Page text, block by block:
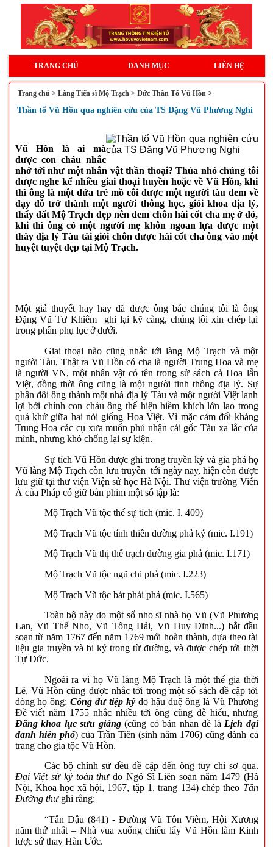
TRANG CHỦ DANH MỤC LIÊN HỆ
Trang chủ > Làng Tiến sĩ Mộ Trạch> Đức Thần Tổ Vũ Hồn >
Thần tổ Vũ Hồn qua nghiên cứu của TS Đặng Vũ Phương Nghi
Vũ Hồn là ai mà
được con cháu nhắc
nhở tới như một nhân vật thần thoại? Thủa nhỏ chúng tôi
được nghe kể nhiều giai thoại huyền hoặc về Vũ Hồn, khi
thì ông là một đứa trẻ mồ côi được một người tàu đem về
dạy dỗ trở thành một người thông học, giỏi khoa địa lý,
thấy đất Mộ Trạch đẹp nên đem chôn hài cốt cha mẹ ở đó,
khi thì ông có một người mẹ khôn ngoan lựa được một
thày địa lý Tàu tài giỏi chôn được hài cốt cha ông vào một
huyệt tuyệt đẹp tại Mộ Trạch.
Một giả thuyết hay hay đã được ông bác chúng tôi là ông
Đặng Vũ Tư Khiêm ghi lại kỹ càng, chúng tôi xin chép lại
trong phần phụ lục ở dưới.
Giai thoại nào cũng nhắc tới làng Mộ Trạch và một
người Tàu, Thật ra Vũ Hồn có cha là người Trung Hoa và mẹ
là người VN, một nhân vật có tên trong sử sách cả Hoa lẫn
Việt, đồng thời ông cũng là một người tinh thông địa lý. Sự
phân đôi ông thành một nhà địa lý Tàu và một người Việt lanh
lợi bởi chính con cháu ông thể hiện hiềm khích lớn lao trong
quá khứ giữa hai nòi giống Hoa Việt. Vì mặc cảm đối kháng
Trung Hoa các cụ xưa muốn phủ nhận cái gốc Tàu xa lắc của
mình, nhưng khó chống lại sự kiện.
Sự tích Vũ Hồn được ghi trong truyền kỳ và gia phả họ
Vũ làng Mộ Trạch còn lưu truyền tới ngày nay, hiện còn được
lưu giữ tại thư viện Viện sử học Hà Nội. Thư viện trường Viễn
Á của Pháp có giữ bản phim một số tập là:
Mộ Trạch Vũ tộc thế sự tích (mic. I. 409)
Mộ Trạch Vũ tộc tính thiên đường phả ký (mic. I.191)
Mộ Trạch Vũ thị thế trạch đường gia phả (mic. I.171)
Mộ Trạch Vũ tộc ngũ chi phả (mic. I.223)
Mộ Trạch Vũ tộc bát phái phả (mic. I.565)
Toàn bộ này do một số nho sĩ nhà họ Vũ (Vũ Phương
Lan, Vũ Thế Nho, Vũ Tông Hải, Vũ Huy Đĩnh...) bắt đầu
soạn từ năm 1767 đến năm 1769 mới hoàn thành, dựa theo tài
liệu gia truyền và bi ký trong từ đường, và được chép tới thời
Tự Đức.
Ngoài ra vì họ Vũ làng Mộ Trạch là một thế gia thời
Lê, Vũ Hồn cũng được nhắc tới trong một số sách đề cập tới
dòng họ ông:Công dư tiệp ký do hậu duệ ông là Vũ Phương
Đề viết năm 1755 nhắc nhiều tới ông cũng dễ hiểu, nhưng
Đăng khoa lục sưu giảng (cũng có bản nhan đề là Lịch đại
danh hiên phổ) của Trần Tiên (sinh năm 1706) cũng dành cả
trang cho gia tộc Vũ Hồn.
Các bộ chính sử đều đề cập đến ông tuy chỉ sơ qua.
Đại Việt sử ký toàn thưdo Ngô Sĩ Liên soạn năm 1479 (Hà
Nội, Khoa học xã hội, 1967, tập 1, trang 134) chép theo Tân
Đường thưghi rằng:
“Tân Dậu (841) - Đường Vũ Tôn Viêm, Hội Xương
năm thứ nhất – Nhà vua xuống chiếu lấy Vũ Hồn làm Kinh
lược sứ thay Hàn Ước.